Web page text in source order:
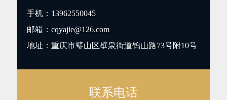
手机： 13962550045
邮箱： cqyajie@126.com
地址：重庆市璧山区壁泉街道钨山路73号附10号
联系电话